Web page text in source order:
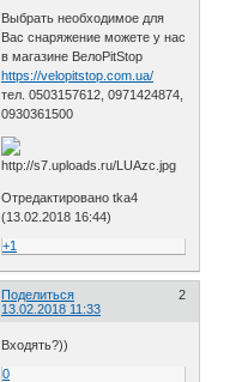
Выбрать необходимое для
Вас снаряжение можете у нас
в магазине ВелоPitStop
https://velopitstop.com.ua/
тел. 0503157612, 0971424874,
0930361500
Отредактировано tka4
(13.02.2018 16:44)
+1
Поделиться
2
13.02.2018 11:33
Входять?))
0